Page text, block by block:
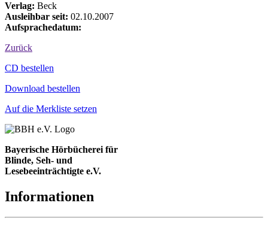
Verlag: Beck
Ausleihbar seit: 02.10.2007
Aufsprachedatum:
Zurück
Bestell-Aktionen
CD bestellen
Download bestellen
Auf die Merkliste setzen
Bayerische Hörbücherei für
Blinde, Seh- und
Lesebeeinträchtigte e.V.
Informationen